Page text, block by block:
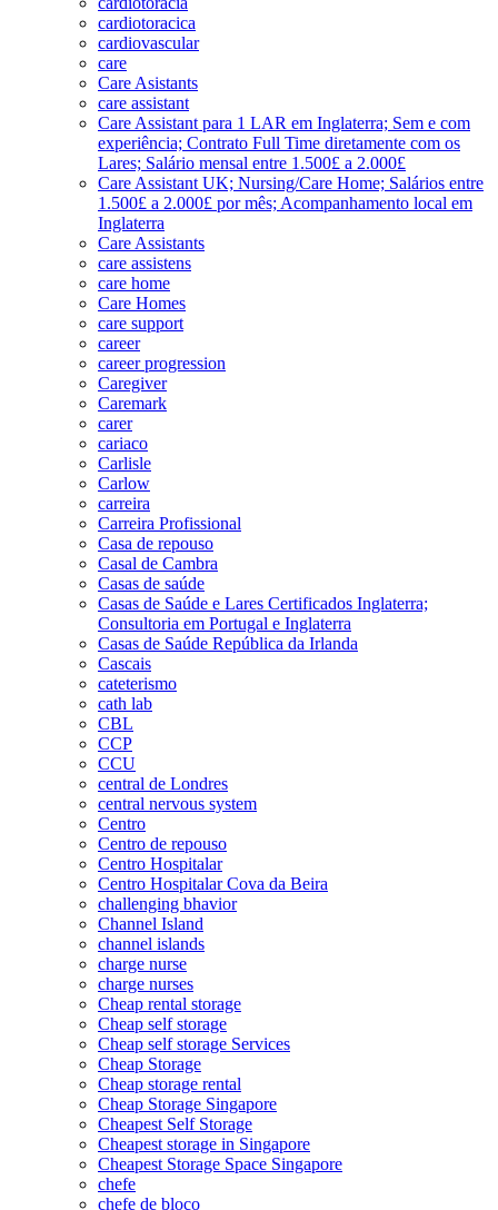
cardiotoracica
cardiovascular
care
Care Asistants
care assistant
Care Assistant para 1 LAR em Inglaterra; Sem e com
experiência; Contrato Full Time diretamente com os
Lares; Salário mensal entre 1.500£ a 2.000£
Care Assistant UK; Nursing/Care Home; Salários entre
1.500£ a 2.000£ por mês; Acompanhamento local em
Inglaterra
Care Assistants
care assistens
care home
Care Homes
care support
career
career progression
Caregiver
Caremark
carer
cariaco
Carlisle
Carlow
carreira
Carreira Profissional
Casa de repouso
Casal de Cambra
Casas de saúde
Casas de Saúde e Lares Certificados Inglaterra;
Consultoria em Portugal e Inglaterra
Casas de Saúde República da Irlanda
Cascais
cateterismo
cath lab
CBL
CCP
CCU
central de Londres
central nervous system
Centro
Centro de repouso
Centro Hospitalar
Centro Hospitalar Cova da Beira
challenging bhavior
Channel Island
channel islands
charge nurse
charge nurses
Cheap rental storage
Cheap self storage
Cheap self storage Services
Cheap Storage
Cheap storage rental
Cheap Storage Singapore
Cheapest Self Storage
Cheapest storage in Singapore
Cheapest Storage Space Singapore
chefe
chefe de bloco